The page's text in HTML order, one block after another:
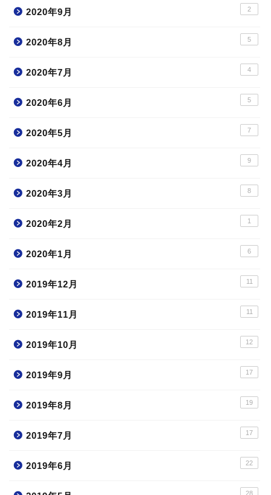
2020年9月 2
2020年8月 5
2020年7月 4
2020年6月 5
2020年5月 7
2020年4月 9
2020年3月 8
2020年2月 1
2020年1月 6
2019年12月 11
2019年11月 11
2019年10月 12
2019年9月 17
2019年8月 19
2019年7月 17
2019年6月 22
28